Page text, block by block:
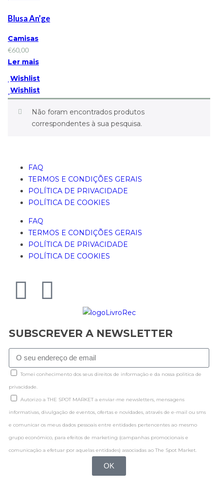
Blusa An’ge
Camisas
€60,00
Ler mais
Wishlist
Wishlist
Não foram encontrados produtos
correspondentes à sua pesquisa.
FAQ
TERMOS E CONDIÇÕES GERAIS
POLÍTICA DE PRIVACIDADE
POLÍTICA DE COOKIES
FAQ
TERMOS E CONDIÇÕES GERAIS
POLÍTICA DE PRIVACIDADE
POLÍTICA DE COOKIES
SUBSCREVER A NEWSLETTER
Tomei conhecimento dos seus direitos de informação e da nossa politica de
privacidade.
Autorizo a THE SPOT MARKET a enviar-me newsletters, mensagens
informativas, divulgação de eventos, ofertas e novidades, através de e-mail ou sms
e comunicar os meus dados pessoais entre entidades pertencentes ao mesmo
grupo económico, para efeitos de marketing (campanhas promocionais e
comunicação a efetuar por aquelas entidades) associadas ao The Spot Market.
OK